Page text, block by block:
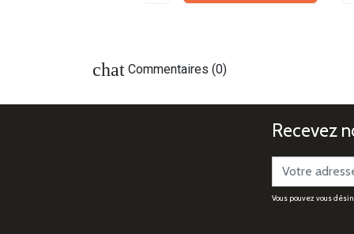
chat Commentaires (0)
Recevez
Vous pouvez vous